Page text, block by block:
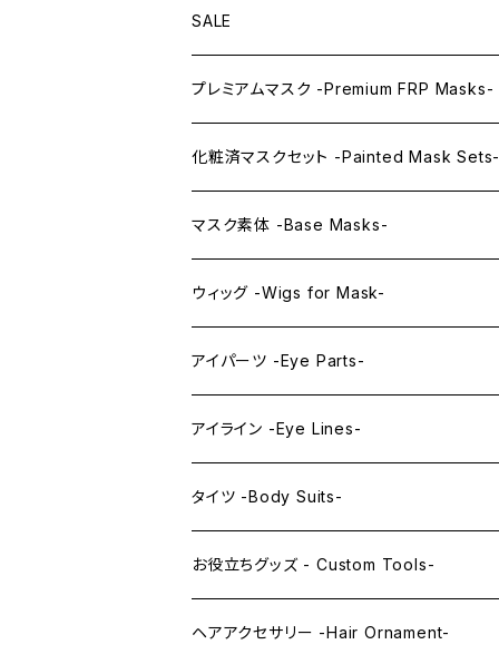
SALE
プレミアムマスク -Premium FRP Masks-
KAWAII PREMIUM Mask & Wig Sets
プレミアムマスク素体-Premium base
プレミアムウィッグ -Premium Wigs-
プレミアムレンズアイ -Premium Lens
化粧済マスクセット -Painted Mask
KAWAII EX series
KAWAII series
IDOL series
PRINCESS series
KAWAII Little series
マスク素体 -Base Masks-
アニメマスク -Anime Masks-
ドールマスク -Doll Masks-
ウィッグ -Wigs for Mask-
ロング -Long-
ミドル -Middle-
アイパーツ -Eye Parts-
レンズアイ -Lens Eyes-
レンズアイ
レンズアイEX
クリスタルアイ -Crystal Eyes-
アイライン -Eye Lines-
アイラインステッカー -Eye Line Stickers-
まゆ毛 -Eyebrows-
まつ毛 -Eyelash-
タイツ -Body Suits-
全身タイツ -Full Body Suits-
上半身タイツ -Upper Body Suits-
お役立ちグッズ - Custom Tools-
カスタム用品 -Custom Tools-
ヘアアクセサリー -Hair Ornament-